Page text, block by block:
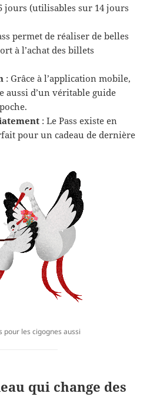
jours (utilisables sur 14 jours
permet de réaliser de belles
à l’achat des billets
: Grâce à l’application mobile,
aussi d’un véritable guide
: Le Pass existe en
pour un cadeau de dernière
pour les cigognes aussi
qui change des